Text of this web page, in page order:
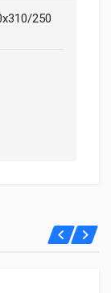
250